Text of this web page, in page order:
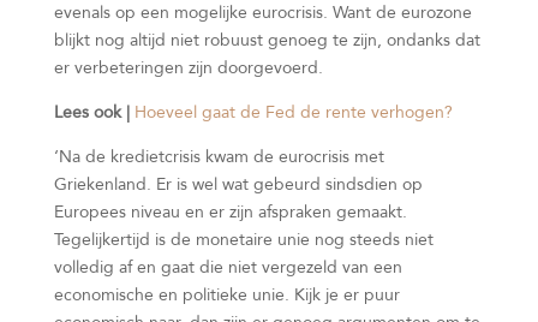
evenals op een mogelijke eurocrisis. Want de eurozone
blijkt nog altijd niet robuust genoeg te zijn, ondanks dat
er verbeteringen zijn doorgevoerd.
Lees ook | Hoeveel gaat de Fed de rente verhogen?
‘Na de kredietcrisis kwam de eurocrisis met
Griekenland. Er is wel wat gebeurd sindsdien op
Europees niveau en er zijn afspraken gemaakt.
Tegelijkertijd is de monetaire unie nog steeds niet
volledig af en gaat die niet vergezeld van een
economische en politieke unie. Kijk je er puur